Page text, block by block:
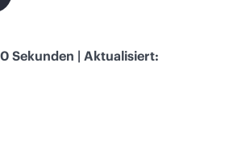
Sekunden | Aktualisiert: